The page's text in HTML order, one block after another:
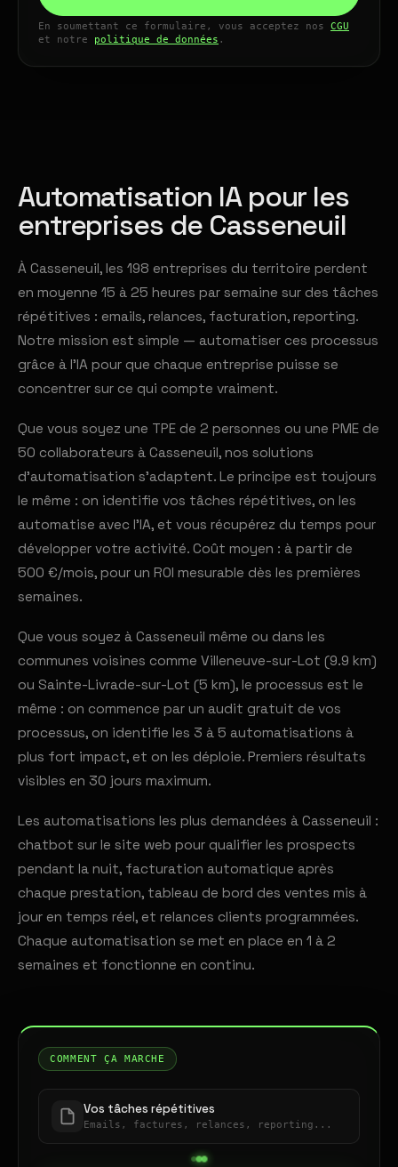
En soumettant ce formulaire, vous acceptez nos CGU
et notre politique de données .
Automatisation IA pour les
entreprises de Casseneuil
À Casseneuil, les 198 entreprises du territoire perdent
en moyenne 15 à 25 heures par semaine sur des tâches
répétitives : emails, relances, facturation, reporting.
Notre mission est simple — automatiser ces processus
grâce à l'IA pour que chaque entreprise puisse se
concentrer sur ce qui compte vraiment.
Que vous soyez une TPE de 2 personnes ou une PME de
50 collaborateurs à Casseneuil, nos solutions
d'automatisation s'adaptent. Le principe est toujours
le même : on identifie vos tâches répétitives, on les
automatise avec l'IA, et vous récupérez du temps pour
développer votre activité. Coût moyen : à partir de
500 €/mois, pour un ROI mesurable dès les premières
semaines.
Que vous soyez à Casseneuil même ou dans les
communes voisines comme Villeneuve-sur-Lot (9.9 km)
ou Sainte-Livrade-sur-Lot (5 km), le processus est le
même : on commence par un audit gratuit de vos
processus, on identifie les 3 à 5 automatisations à
plus fort impact, et on les déploie. Premiers résultats
visibles en 30 jours maximum.
Les automatisations les plus demandées à Casseneuil :
chatbot sur le site web pour qualifier les prospects
pendant la nuit, facturation automatique après
chaque prestation, tableau de bord des ventes mis à
jour en temps réel, et relances clients programmées.
Chaque automatisation se met en place en 1 à 2
semaines et fonctionne en continu.
COMMENT ÇA MARCHE
Vos tâches répétitives
Emails, factures, relances, reporting...